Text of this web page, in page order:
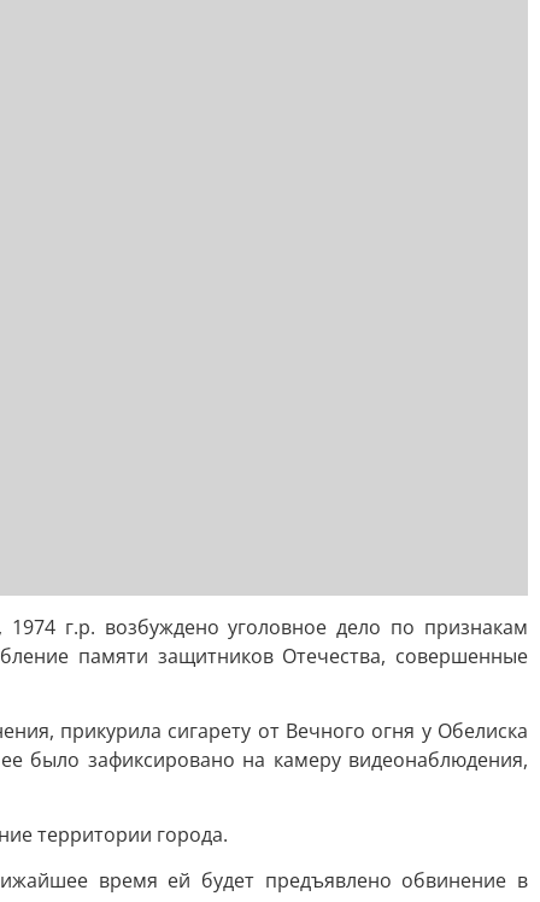
г.р. возбуждено уголовное дело по признакам
памяти защитников Отечества, совершенные
прикурила сигарету от Вечного огня у Обелиска
было зафиксировано на камеру видеонаблюдения,
территории города.
время ей будет предъявлено обвинение в